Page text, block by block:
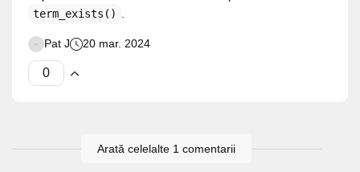
term_exists()
Pat J 20 mar. 2024
Arată celelalte 1 comentarii